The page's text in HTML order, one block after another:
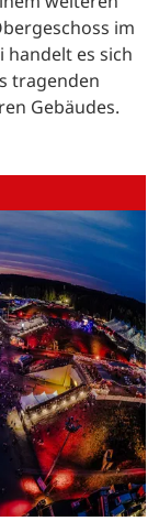
im
handelt es sich
tragenden
Gebäudes.